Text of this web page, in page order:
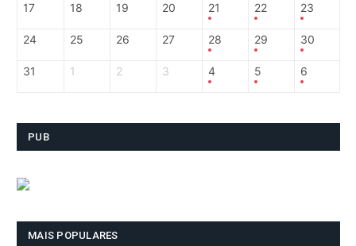
17 18 19 20 21 22 23
24 25 26 27 28 29 30
31 1 2 3 4 5 6
PUB
MAIS POPULARES